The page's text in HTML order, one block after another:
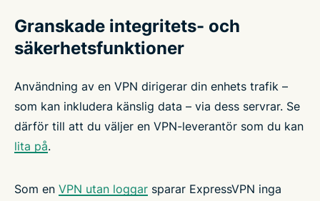
Granskade integritets- och
säkerhetsfunktioner
Användning av en VPN dirigerar din enhets trafik –
som kan inkludera känslig data – via dess servrar. Se
därför till att du väljer en VPN-leverantör som du kan
lita på.
Som en VPN utan loggar sparar ExpressVPN inga